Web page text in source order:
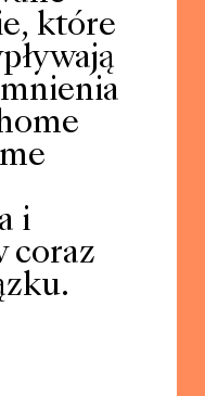
które
i
coraz